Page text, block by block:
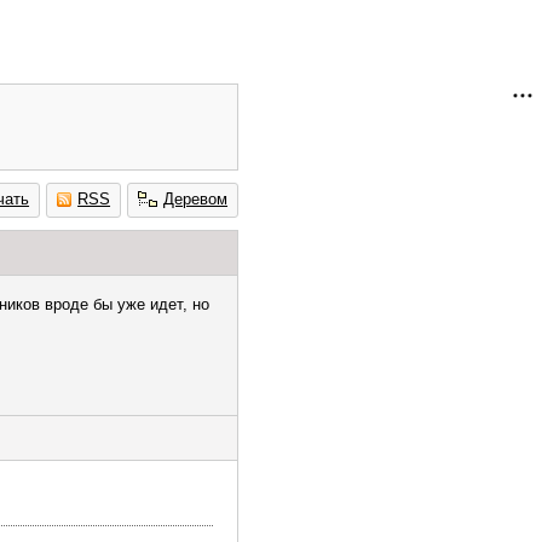
RSS Деревом
вроде бы уже идет, но